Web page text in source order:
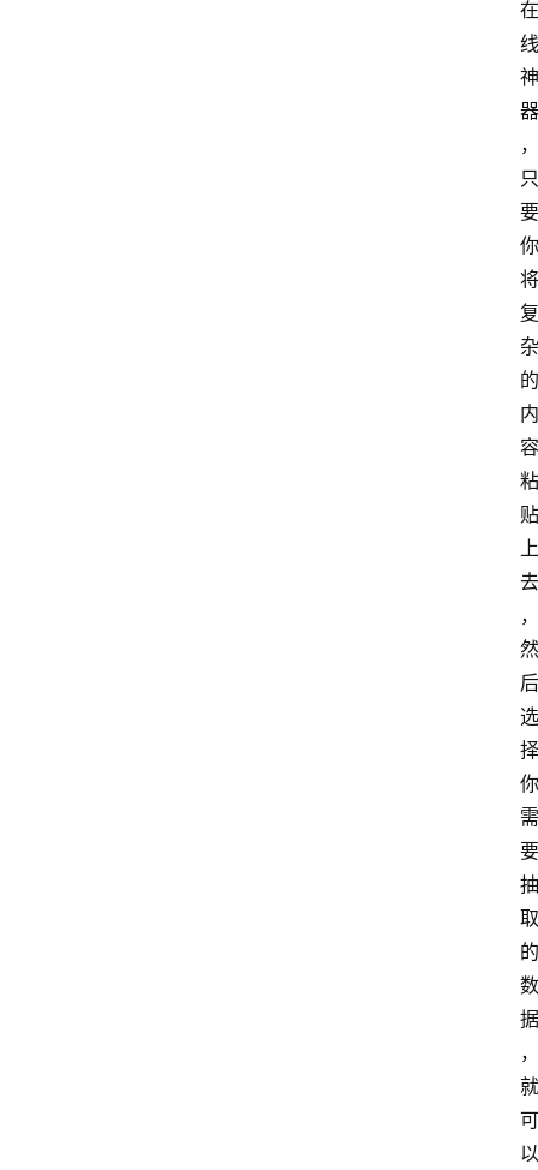
在
线
神
器
，
只
要
你
将
复
杂
的
内
容
粘
贴
上
去
，
然
后
选
择
你
需
要
抽
取
的
数
据
，
就
可
以